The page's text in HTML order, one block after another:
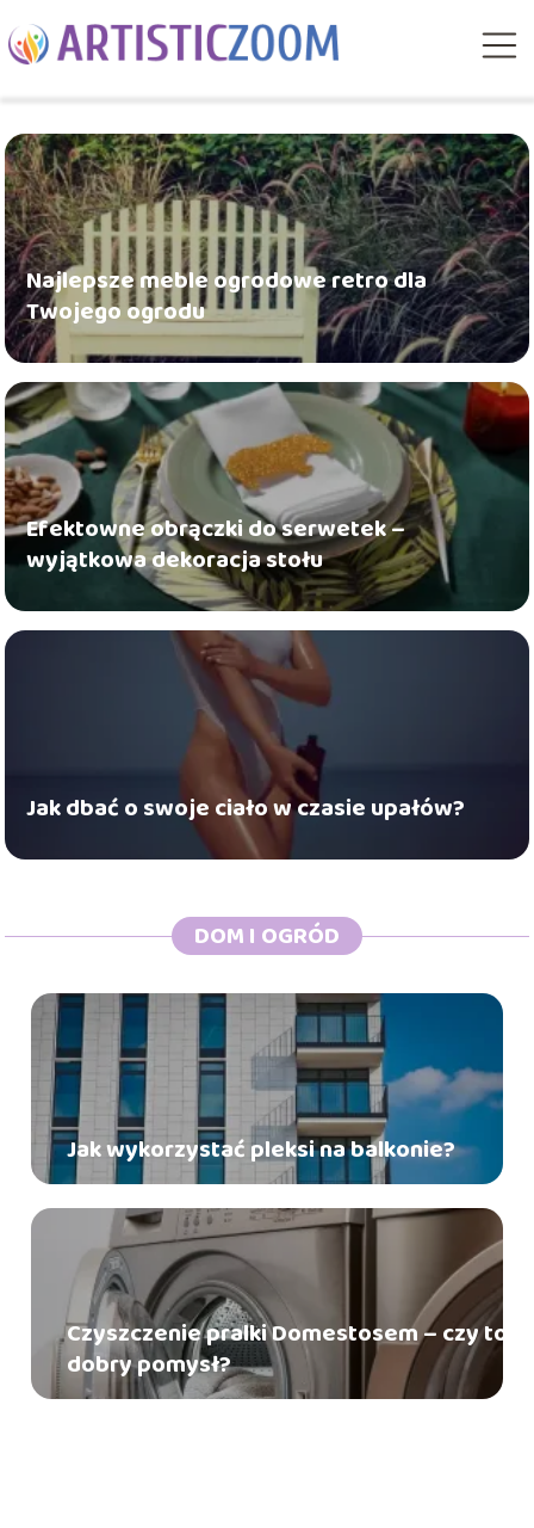
Najlepsze meble ogrodowe retro dla
Twojego ogrodu
Efektowne obrączki do serwetek –
wyjątkowa dekoracja stołu
Jak dbać o swoje ciało w czasie upałów?
DOM I OGRÓD
Jak wykorzystać pleksi na balkonie?
Czyszczenie pralki Domestosem – czy to
dobry pomysł?